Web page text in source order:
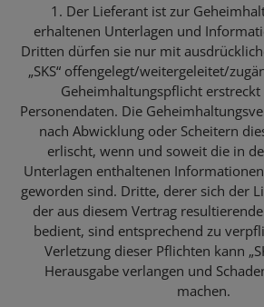
1. Der Lieferant ist zur
erhaltenen Unterlagen und
Dritten dürfen sie nur mit
„SKS“ offengelegt/weitergeleitet/
Geheimhaltungspflicht erstreckt
Personendaten. Die
nach Abwicklung oder Scheitern
erlischt, wenn und soweit die in
Unterlagen enthaltenen
geworden sind. Dritte, derer sich der
der aus diesem Vertrag
bedient, sind entsprechend zu
Verletzung dieser Pflichten kann
Herausgabe verlangen und
machen.